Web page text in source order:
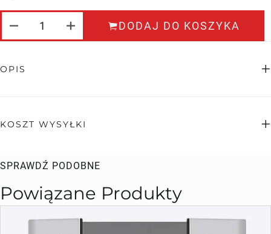
DODAJ DO KOSZYKA
OPIS
KOSZT WYSYŁKI
SPRAWDŹ PODOBNE
Powiązane Produkty